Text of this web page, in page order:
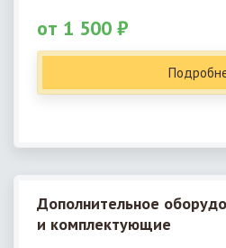
от 1 500 ₽
Дополнительное
и комплектующие